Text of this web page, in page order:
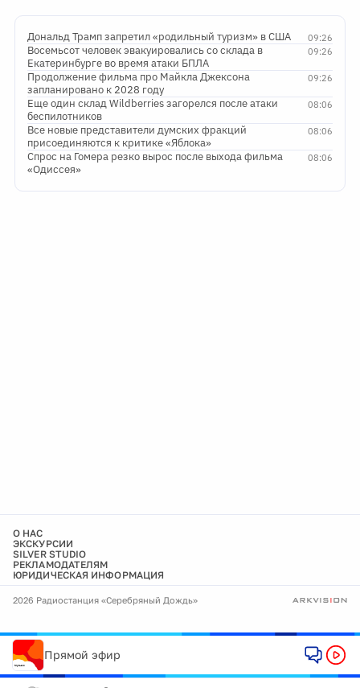
09:26
Дональд Трамп запретил «родильный туризм» в США
09:26
Восемьсот человек эвакуировались со склада в
Екатеринбурге во время атаки БПЛА
09:26
Продолжение фильма про Майкла Джексона
запланировано к 2028 году
08:06
Еще один склад Wildberries загорелся после атаки
беспилотников
08:06
Все новые представители думских фракций
присоединяются к критике «Яблока»
08:06
Спрос на Гомера резко вырос после выхода фильма
«Одиссея»
О НАС
ЭКСКУРСИИ
SILVER STUDIO
РЕКЛАМОДАТЕЛЯМ
ЮРИДИЧЕСКАЯ ИНФОРМАЦИЯ
2026 Радиостанция «Серебряный Дождь»
Прямой эфир